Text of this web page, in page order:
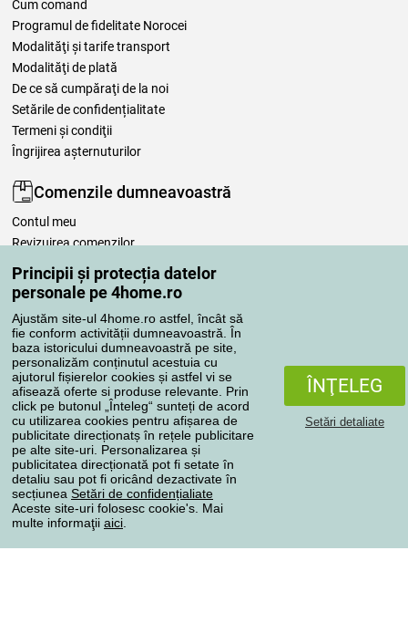
Principii și protecția datelor
personale pe 4home.ro
Ajustăm site-ul 4home.ro astfel, încât să
fie conform activității dumneavoastră. În
baza istoricului dumneavoastră pe site,
personalizăm conținutul acestuia cu
ajutorul fișierelor cookies și astfel vi se
afisează oferte si produse relevante. Prin
click pe butonul „Înteleg“ sunteți de acord
cu utilizarea cookies pentru afișarea de
publicitate direcționatș în rețele publicitare
pe alte site-uri. Personalizarea și
publicitatea direcționată pot fi setate în
detaliu sau pot fi oricând dezactivate în
secțiunea Setări de confidențialiate
Aceste site-uri folosesc cookie's. Mai
multe informaţii aici
ÎNŢELEG
Setări detaliate
Cum comand
Programul de fidelitate Norocei
Modalităţi şi tarife transport
Modalităţi de plată
De ce să cumpăraţi de la noi
Setările de confidențialitate
Termeni şi condiţii
Îngrijirea așternuturilor
Comenzile dumneavoastră
Contul meu
Revizuirea comenzilor
Reclamaţii
Retragere de la contract
Regulile de procesare a recenziilor
Metode de transport
Metode de plată
Magazin de încredere